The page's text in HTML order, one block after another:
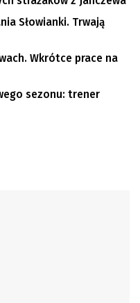
Słowianki. Trwają
Wkrótce prace na
sezonu: trener